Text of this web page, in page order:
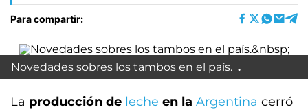
Para compartir:
Novedades sobres los tambos en el país.
La producción de leche en la Argentina cerró